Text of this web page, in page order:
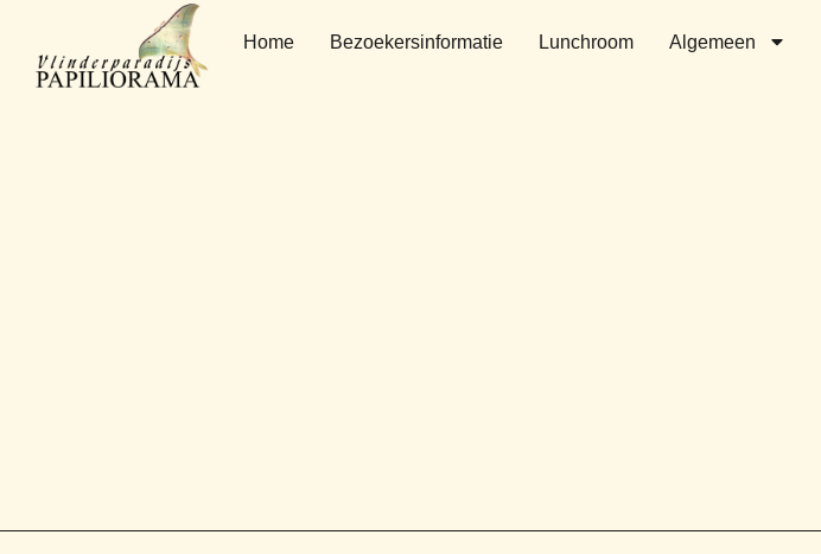
Home Bezoekersinformatie Lunchroom Algemeen